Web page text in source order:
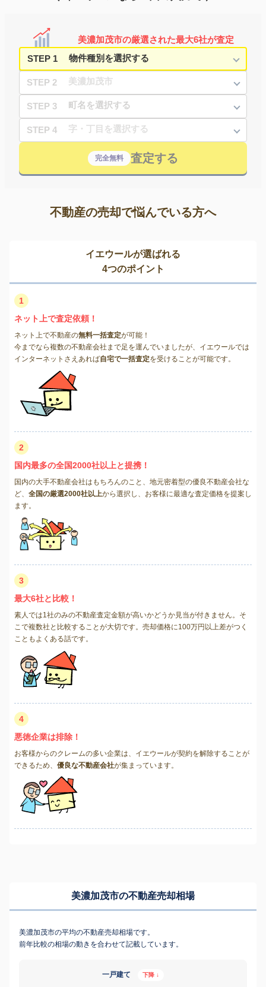
美濃加茂市の厳選された最大6社が査定
STEP 1
STEP 2
STEP 3
STEP 4
完全無料 査定する
不動産の売却で悩んでいる方へ
イエウールが選ばれる
4つのポイント
1
ネット上で査定依頼！
ネット上で不動産の無料一括査定が可能！
今までなら複数の不動産会社まで足を運んでいましたが、イエウールでは
インターネットさえあれば自宅で一括査定を受けることが可能です。
2
国内最多の全国2000社以上と提携！
国内の大手不動産会社はもちろんのこと、地元密着型の優良不動産会社な
ど、 全国の厳選2000社以上から選択し、お客様に最適な査定価格を提案し
ます。
3
最大6社と比較！
素人では1社のみの不動産査定金額が高いかどうか見当が付きません。そ
こで複数社と比較することが大切です。売却価格に100万円以上差がつく
こともよくある話です。
4
悪徳企業は排除！
お客様からのクレームの多い企業は、イエウールが契約を解除することが
できるため、 優良な不動産会社が集まっています。
美濃加茂市の不動産売却相場
美濃加茂市の平均の不動産売却相場です。
前年比較の相場の動きを合わせて記載しています。
一戸建て 下降 ↓